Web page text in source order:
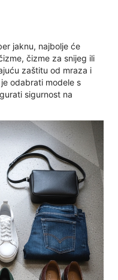
jaknu, najbolje će
čizme za snijeg ili
zaštitu od mraza i
odabrati modele s
sigurnost na